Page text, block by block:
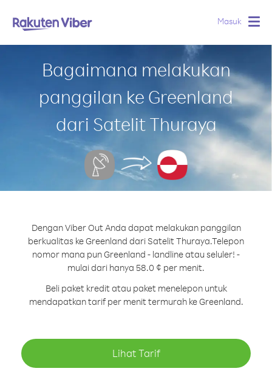
Masuk
Bagaimana melakukan
panggilan ke Greenland
dari Satelit Thuraya
Dengan Viber Out Anda dapat melakukan panggilan
berkualitas ke Greenland dari Satelit Thuraya.Telepon
nomor mana pun Greenland - landline atau seluler! -
mulai dari hanya 58.0 ¢ per menit.
Beli paket kredit atau paket menelepon untuk
mendapatkan tarif per menit termurah ke Greenland.
Lihat Tarif